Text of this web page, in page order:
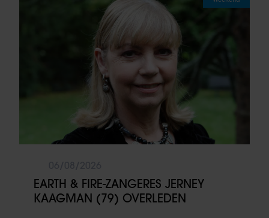
EARTH & FIRE-ZANGERES JERNEY
KAAGMAN (79) OVERLEDEN